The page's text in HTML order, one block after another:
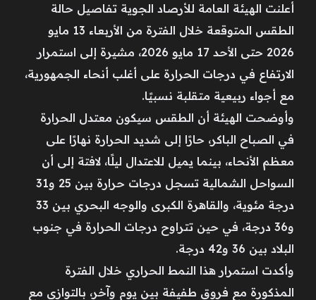
أعلنت الهيئة العامة للأرصاد الجوية تفاصيل حالة
الطقس المتوقعة خلال الفترة من الأربعاء 13 مايو
2026 حتى الأحد 17 مايو 2026، مشيرة إلى استمرار
الارتفاع في درجات الحرارة على أغلب أنحاء الجمهورية،
مع أجواء ربيعية متقلبة نسبيًا.
وأوضحت الهيئة أن الطقس سيكون معتدل الحرارة
في الصباح الباكر، حارًا إلى شديد الحرارة نهارًا على
معظم الأنحاء، بينما يميل للاعتدال ليلًا، لافتة إلى أن
السواحل الشمالية تسجل درجات حرارة بين 25 و31
درجة مئوية، والقاهرة الكبرى والوجه البحري بين 33
و36 درجة، في حين تتراوح درجات الحرارة في جنوب
البلاد بين 36 و42 درجة.
وأكدت استمرار هذا النمط الحراري خلال الفترة
المذكورة مع فروق طفيفة بين يوم وآخر، بالتوازي مع